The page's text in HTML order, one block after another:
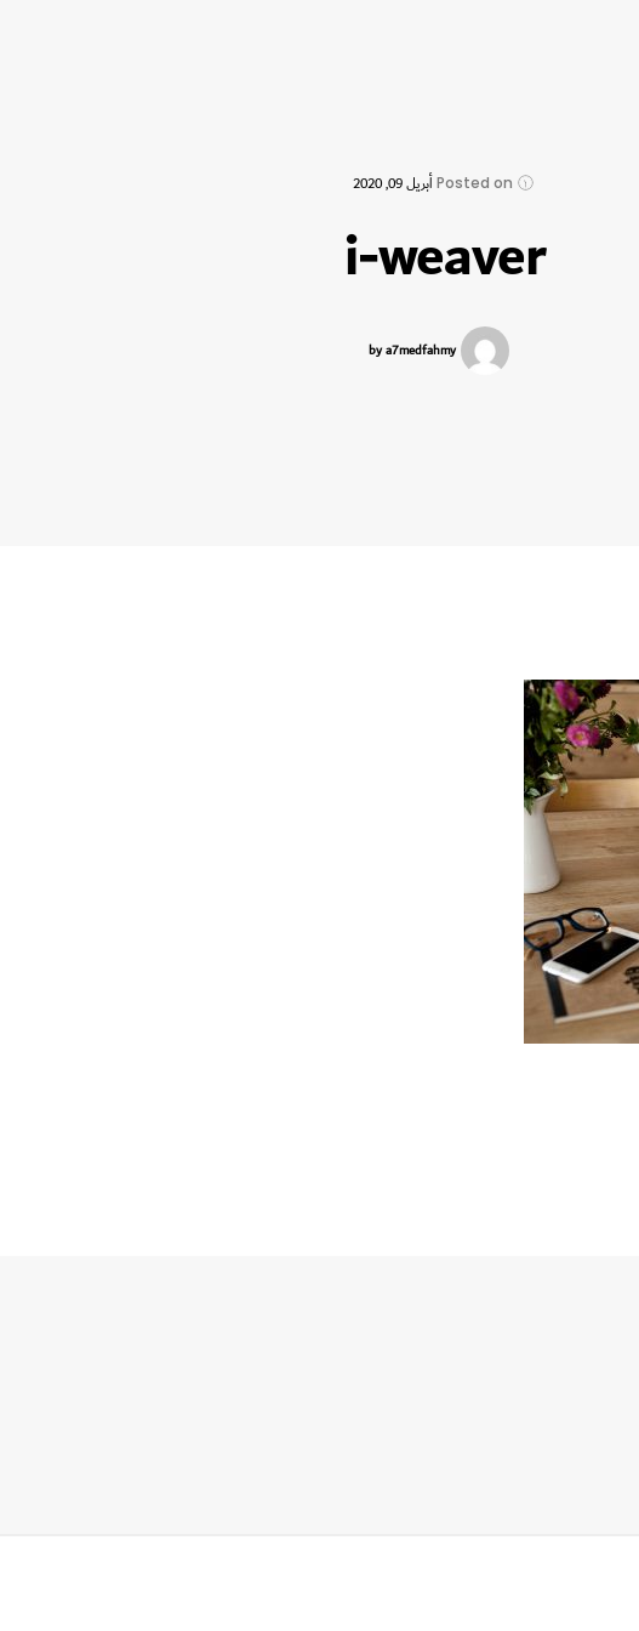
أبريل 09, 2020
i-weaver
by a7medfahmy